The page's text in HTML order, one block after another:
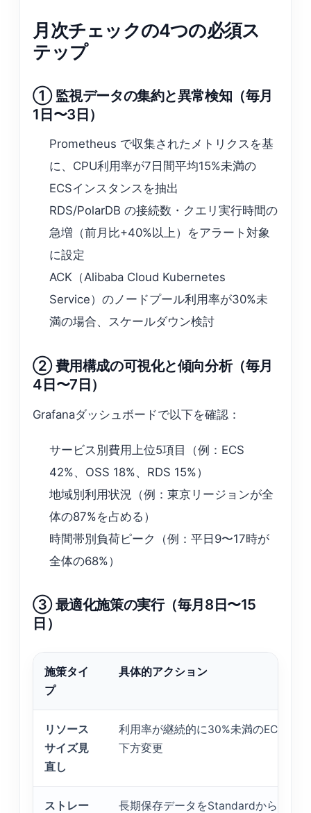
月次チェックの4つの必須ス
テップ
① 監視データの集約と異常検知（毎月
1日〜3日）
Prometheus で収集されたメトリクスを基
に、CPU利用率が7日間平均15%未満の
ECSインスタンスを抽出
RDS/PolarDB の接続数・クエリ実行時間の
急増（前月比+40%以上）をアラート対象
に設定
ACK（Alibaba Cloud Kubernetes
Service）のノードプール利用率が30%未
満の場合、スケールダウン検討
② 費用構成の可視化と傾向分析（毎月
4日〜7日）
Grafanaダッシュボードで以下を確認：
サービス別費用上位5項目（例：ECS
42%、OSS 18%、RDS 15%）
地域別利用状況（例：東京リージョンが全
体の87%を占める）
時間帯別負荷ピーク（例：平日9〜17時が
全体の68%）
③ 最適化施策の実行（毎月8日〜15
日）
施策タイ
プ
具体的アクション
リソース
サイズ見
直し
利用率が継続的に30%未満のECSを1
下方変更
ストレー 長期保存データをStandardから